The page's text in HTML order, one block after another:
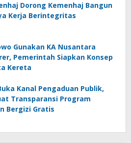
Dorong Kemenhaj Bangun
Kerja Berintegritas
Gunakan KA Nusantara
Pemerintah Siapkan Konsep
Kereta
Kanal Pengaduan Publik,
Transparansi Program
Bergizi Gratis